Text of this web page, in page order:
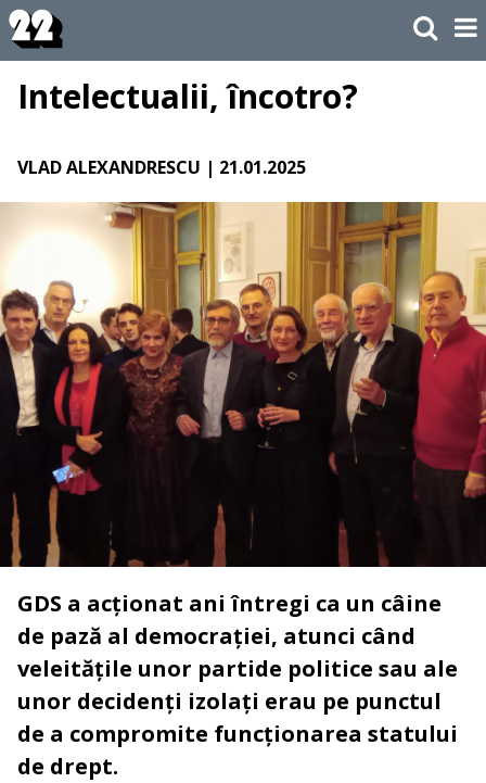
Intelectualii, încotro?
VLAD ALEXANDRESCU | 21.01.2025
GDS a acționat ani întregi ca un câine
de pază al democrației, atunci când
veleitățile unor partide politice sau ale
unor decidenți izolați erau pe punctul
de a compromite funcționarea statului
de drept.